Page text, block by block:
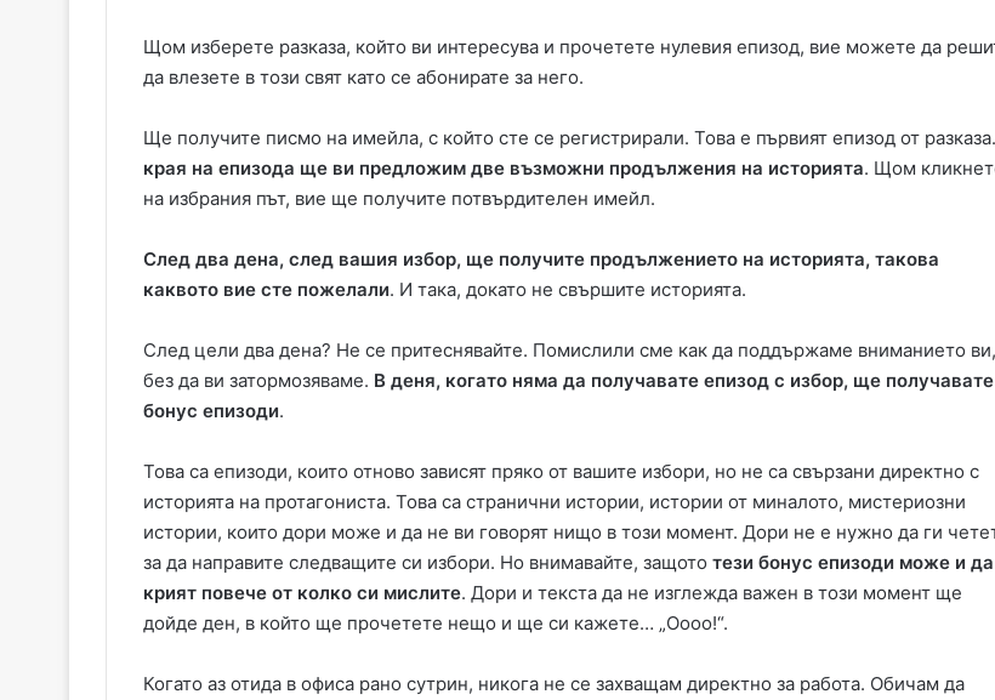
Щом изберете разказа, който ви интересува и прочетете нулевия епизод, вие можете да
да влезете в този свят като се абонирате за него.
Ще получите писмо на имейла, с който сте се регистрирали. Това е първият епизод от разказа.
края на епизода ще ви предложим две възможни продължения на историята. Щом
на избрания път, вие ще получите потвърдителен имейл.
След два дена, след вашия избор, ще получите продължението на историята, такова
каквото вие сте пожелали. И така, докато не свършите историята.
След цели два дена? Не се притеснявайте. Помислили сме как да поддържаме вниманието ви,
без да ви затормозяваме. В деня, когато няма да получавате епизод с избор, ще получавате
бонус епизоди.
Това са епизоди, които отново зависят пряко от вашите избори, но не са свързани директно с
историята на протагониста. Това са странични истории, истории от миналото, мистериозни
истории, които дори може и да не ви говорят нищо в този момент. Дори не е нужно да ги
за да направите следващите си избори. Но внимавайте, защото тези бонус епизоди може и да
крият повече от колко си мислите. Дори и текста да не изглежда важен в този момент ще
дойде ден, в който ще прочетете нещо и ще си кажете… „Оооо!“.
Когато аз отида в офиса рано сутрин, никога не се захващам директно за работа. Обичам да